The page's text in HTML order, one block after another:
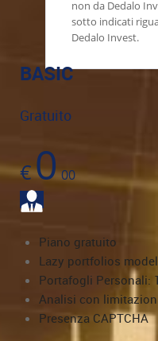
non da Dedalo
sotto indicati
Dedalo Invest.
BASIC
Gratuito
€000
Piano gratuito
Lazy portfolios
Portafogli Personali: 1
Analisi con
Presenza CAPTCHA